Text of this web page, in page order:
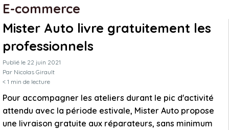
E-commerce
Mister Auto livre gratuitement les
professionnels
Publié le 22 juin 2021
Par Nicolas Girault
< 1 min de lecture
Pour accompagner les ateliers durant le pic d'activité
attendu avec la période estivale, Mister Auto propose
une livraison gratuite aux réparateurs, sans minimum